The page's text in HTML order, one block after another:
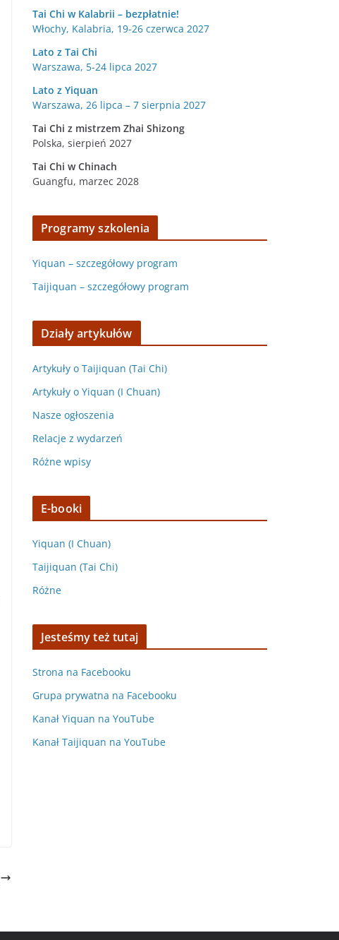
Tai Chi w Kalabrii – bezpłatnie!
Włochy, Kalabria, 19-26 czerwca 2027
Lato z Tai Chi
Warszawa, 5-24 lipca 2027
Lato z Yiquan
Warszawa, 26 lipca – 7 sierpnia 2027
Tai Chi z mistrzem Zhai Shizong
Polska, sierpień 2027
Tai Chi wChinach
Guangfu, marzec 2028
Programy szkolenia
Yiquan – szczegółowy program
Taijiquan – szczegółowy program
Działy artykułów
Artykuły o Taijiquan (Tai Chi)
Artykuły o Yiquan (I Chuan)
Nasze ogłoszenia
Relacje z wydarzeń
Różne wpisy
E-booki
Yiquan (I Chuan)
Taijiquan (Tai Chi)
Różne
Jesteśmy też tutaj
Strona na Facebooku
Grupa prywatna na Facebooku
Kanał Yiquan na YouTube
Kanał Taijiquan na YouTube